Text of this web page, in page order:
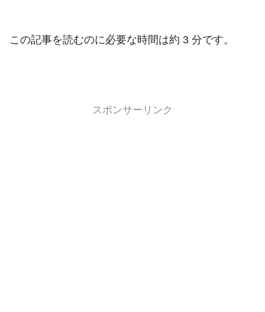
この記事を読むのに必要な時間は約 3 分です。
スポンサーリンク